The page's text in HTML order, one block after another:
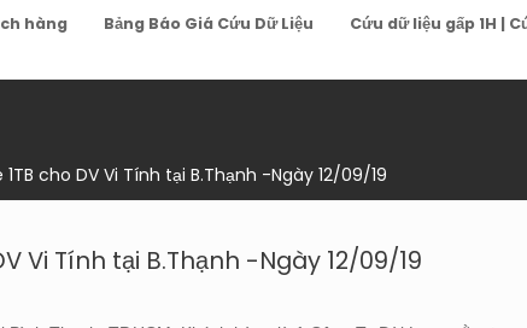
hàng Bảng Báo Giá Cứu Dữ Liệu Cứu dữ liệu gấp 1H |
cho DV Vi Tính tại B.Thạnh -Ngày 12/09/19
Vi Tính tại B.Thạnh -Ngày 12/09/19